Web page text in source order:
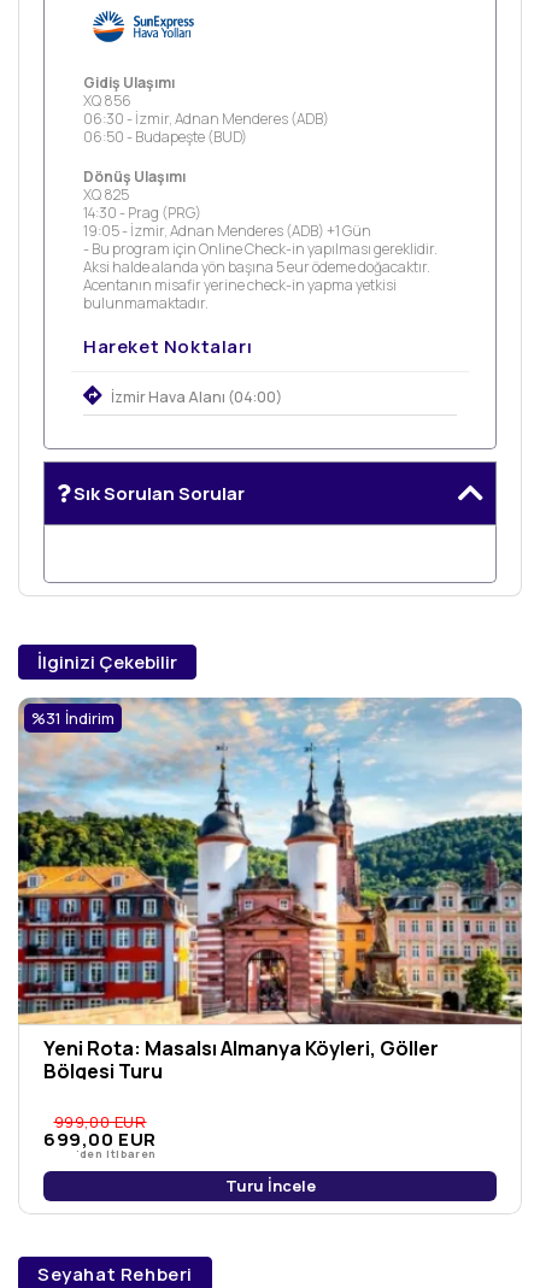
Gidiş Ulaşımı
XQ 856
06:30 - İzmir, Adnan Menderes (ADB)
06:50 - Budapeşte (BUD)
Dönüş Ulaşımı
XQ 825
14:30 - Prag (PRG)
19:05 - İzmir, Adnan Menderes (ADB) +1 Gün
- Bu program için Online Check-in yapılması gereklidir.
Aksi halde alanda yön başına 5 eur ödeme doğacaktır.
Acentanın misafir yerine check-in yapma yetkisi
bulunmamaktadır.
Hareket Noktaları
İzmir Hava Alanı (04:00)
Sık Sorulan Sorular
İlginizi Çekebilir
%31 İndirim
Yeni Rota: Masalsı Almanya Köyleri, Göller
Bölgesi Turu
999,00EUR
699,00 EUR
'den itibaren
Turu İncele
Seyahat Rehberi